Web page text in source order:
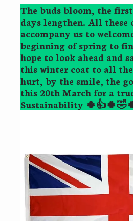
The buds bloom, the
days lengthen. All these
accompany us to
beginning of spring to
hope to look ahead and
this winter coat to all
hurt, by the smile, the
this 20th March for a
Sustainability